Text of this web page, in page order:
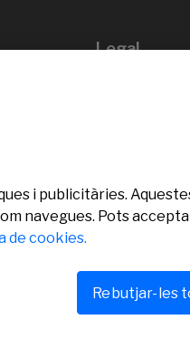
Legal
i publicitàries.
navegues. Pots
de cookies.
Rebutjar-les